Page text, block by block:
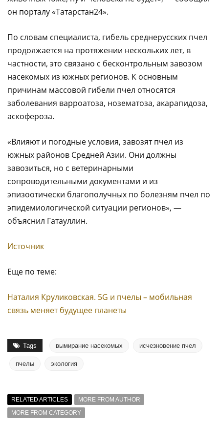
он порталу «Татарстан24».
По словам специалиста, гибель среднерусских пчел
продолжается на протяжении нескольких лет, в
частности, это связано с бесконтрольным завозом
насекомых из южных регионов. К основным
причинам массовой гибели пчел относятся
заболевания варроатоза, нозематоза, акарапидоза,
аскофероза.
«Влияют и погодные условия, завозят пчел из
южных районов Средней Азии. Они должны
завозиться, но с ветеринарными
сопроводительными документами и из
эпизоотически благополучных по болезням пчел по
эпидемиологической ситуации регионов», —
объяснил Гатауллин.
Источник
Еще по теме:
Наталия Круликовская. 5G и пчелы – мобильная
связь меняет будущее планеты
Tags вымирание насекомых исчезновение пчел
пчелы экология
RELATED ARTICLES
MORE FROM AUTHOR
MORE FROM CATEGORY